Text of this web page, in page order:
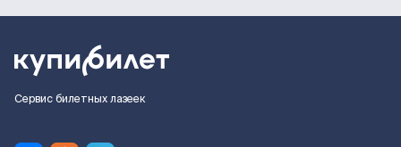
Сервис билетных лазеек